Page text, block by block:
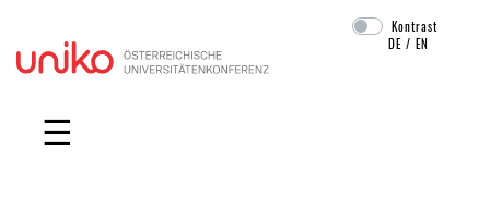
Navigation überspringen
Kontrast
DE /EN
☰